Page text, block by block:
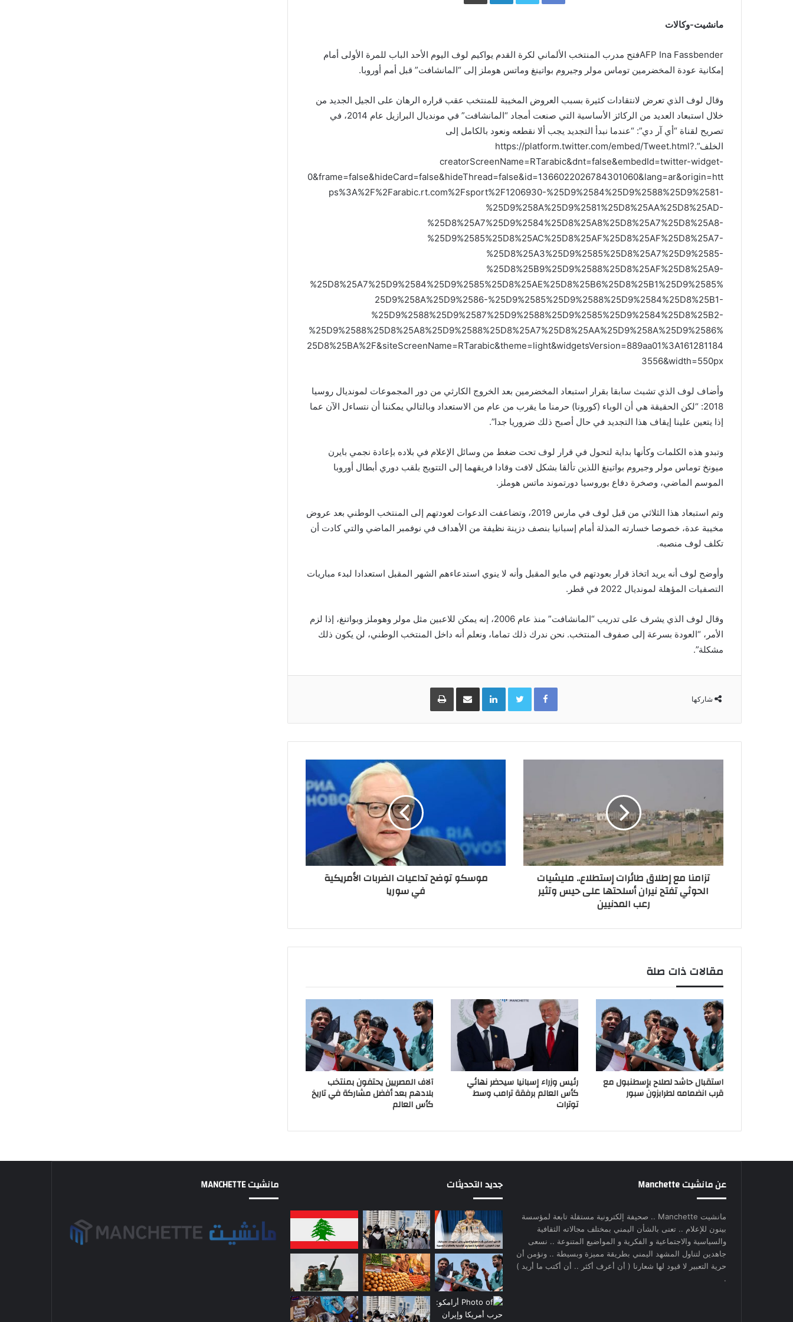
مانشيت-وكالات
AFP Ina Fassbenderفتح مدرب المنتخب الألماني لكرة القدم يواكيم لوف اليوم الأحد الباب للمرة الأولى أمام
إمكانية عودة المخضرمين توماس مولر وجيروم بواتينغ وماتس هوملز إلى “المانشافت” قبل أمم أوروبا.
وقال لوف الذي تعرض لانتقادات كثيرة بسبب العروض المخيبة للمنتخب عقب قراره الرهان على الجيل الجديد من
خلال استبعاد العديد من الركائز الأساسية التي صنعت أمجاد “المانشافت” في مونديال البرازيل عام 2014، في
تصريح لقناة “أي آر دي”: “عندما نبدأ التجديد يجب ألا نقطعه ونعود بالكامل إلى
الخلف”.https://platform.twitter.com/embed/Tweet.html?
creatorScreenName=RTarabic&dnt=false&embedId=twitter-widget-
0&frame=false&hideCard=false&hideThread=false&id=1366022026784301060&lang=ar&origin=htt
ps%3A%2F%2Farabic.rt.com%2Fsport%2F1206930-%25D9%2584%25D9%2588%25D9%2581-
%25D9%258A%25D9%2581%25D8%25AA%25D8%25AD-
%25D8%25A7%25D9%2584%25D8%25A8%25D8%25A7%25D8%25A8-
%25D9%2585%25D8%25AC%25D8%25AF%25D8%25AF%25D8%25A7-
%25D8%25A3%25D9%2585%25D8%25A7%25D9%2585-
%25D8%25B9%25D9%2588%25D8%25AF%25D8%25A9-
%25D8%25A7%25D9%2584%25D9%2585%25D8%25AE%25D8%25B6%25D8%25B1%25D9%2585%
25D9%258A%25D9%2586-%25D9%2585%25D9%2588%25D9%2584%25D8%25B1-
%25D9%2588%25D9%2587%25D9%2588%25D9%2585%25D9%2584%25D8%25B2-
%25D9%2588%25D8%25A8%25D9%2588%25D8%25A7%25D8%25AA%25D9%258A%25D9%2586%
25D8%25BA%2F&siteScreenName=RTarabic&theme=light&widgetsVersion=889aa01%3A161281184
3556&width=550px
وأضاف لوف الذي تشبث سابقا بقرار استبعاد المخضرمين بعد الخروج الكارثي من دور المجموعات لمونديال روسيا
2018: “لكن الحقيقة هي أن الوباء (كورونا) حرمنا ما يقرب من عام من الاستعداد وبالتالي يمكننا أن نتساءل الآن عما
إذا يتعين علينا إيقاف هذا التجديد في حال أصبح ذلك ضروريا جدا”.
وتبدو هذه الكلمات وكأنها بداية لتحول في قرار لوف تحت ضغط من وسائل الإعلام في بلاده بإعادة نجمي بايرن
ميونخ توماس مولر وجيروم بواتينغ اللذين تألقا بشكل لافت وقادا فريقهما إلى التتويج بلقب دوري أبطال أوروبا
الموسم الماضي، وصخرة دفاع بوروسيا دورتموند ماتس هوملز.
وتم استبعاد هذا الثلاثي من قبل لوف في مارس 2019، وتضاعفت الدعوات لعودتهم إلى المنتخب الوطني بعد عروض
مخيبة عدة، خصوصا خسارته المذلة أمام إسبانيا بنصف دزينة نظيفة من الأهداف في نوفمبر الماضي والتي كادت أن
تكلف لوف منصبه.
وأوضح لوف أنه يريد اتخاذ قرار بعودتهم في مايو المقبل وأنه لا ينوي استدعاءهم الشهر المقبل استعدادا لبدء مباريات
التصفيات المؤهلة لمونديال 2022 في قطر.
وقال لوف الذي يشرف على تدريب “المانشافت” منذ عام 2006، إنه يمكن للاعبين مثل مولر وهوملز وبواتنغ، إذا لزم
الأمر، “العودة بسرعة إلى صفوف المنتخب. نحن ندرك ذلك تماما، ونعلم أنه داخل المنتخب الوطني، لن يكون ذلك
مشكلة”.
شاركها
Facebook
Twitter
LinkedInمشاركة عبر البريد طباعة
تزامنا مع إطلاق طائرات إستطلاع.. مليشيات
الحوثي تفتح نيران أسلحتها على حيس وتثير
رعب المدنيين
موسكو توضح تداعيات الضربات الأمريكية
في سوريا
مقالات ذات صلة
استقبال حاشد لصلاح بإسطنبول مع
قرب انضمامه لطرابزون سبور
رئيس وزراء إسبانيا سيحضر نهائي
كأس العالم برفقة ترامب وسط
توترات
آلاف المصريين يحتفون بمنتخب
بلادهم بعد أفضل مشاركة في تاريخ
كأس العالم
عن مانشيت Manchette
مانشيت Manchette .. صحيفة إلكترونية مستقلة تابعة لمؤسسة
بينون للإعلام .. تعنى بالشأن اليمني بمختلف مجالاته الثقافية
والسياسية والاجتماعية و الفكرية و المواضيع المتنوعة .. نسعى
جاهدين لتناول المشهد اليمني بطريقة مميزة وبسيطة .. ونؤمن أن
حرية التعبير لا قيود لها شعارنا ( أن أعرف أكثر .. أن أكتب ما أريد )
.
جديد التحديثات مانشيت MANCHETTE